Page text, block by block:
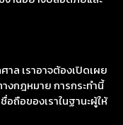
ล เราอาจต้องเปิดเผย
กฎหมาย การกระทำนี้
ถือของเราในฐานะผู้ให้